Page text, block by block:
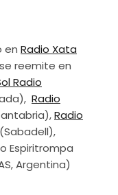
en Radio Xata
reemite en
Radio
Radio
Radio
Espiritrompa
Argentina)